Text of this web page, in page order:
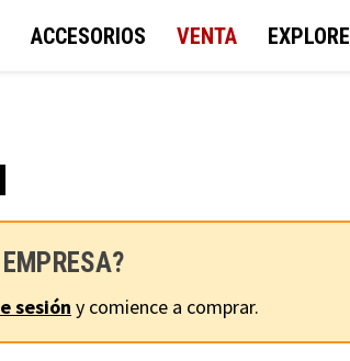
ACCESORIOS VENTA EXPLORE
sesión y comience a comprar.